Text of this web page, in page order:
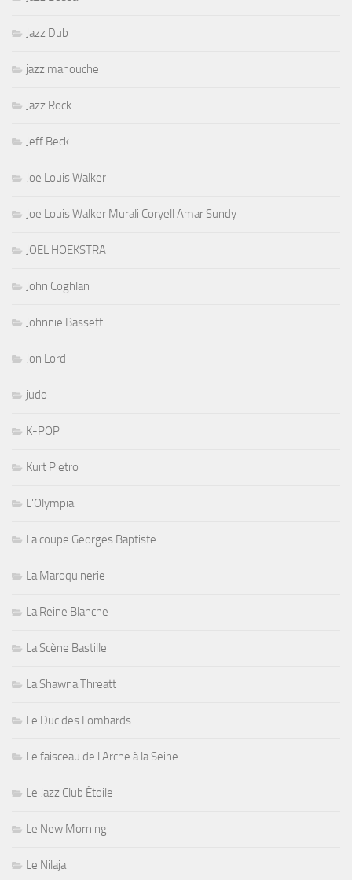
Jazz Dub
jazz manouche
Jazz Rock
Jeff Beck
Joe Louis Walker
Joe Louis Walker Murali Coryell Amar Sundy
JOEL HOEKSTRA
John Coghlan
Johnnie Bassett
Jon Lord
judo
K-POP
Kurt Pietro
L'Olympia
La coupe Georges Baptiste
La Maroquinerie
La Reine Blanche
La Scène Bastille
La Shawna Threatt
Le Duc des Lombards
Le faisceau de l'Arche à la Seine
Le Jazz Club Étoile
Le New Morning
Le Nilaja